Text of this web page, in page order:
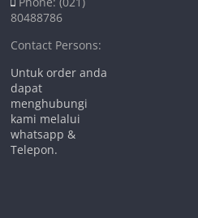
80488786
Contact Persons:
Untuk order anda
dapat
menghubungi
kami melalui
whatsapp &
Telepon.